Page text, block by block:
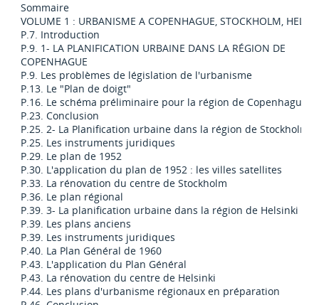
Sommaire
VOLUME 1 : URBANISME A COPENHAGUE, STOCKHOLM,
P.7. Introduction
P.9. 1- LA PLANIFICATION URBAINE DANS LA RÉGION DE
COPENHAGUE
P.9. Les problèmes de législation de l'urbanisme
P.13. Le "Plan de doigt"
P.16. Le schéma préliminaire pour la région de Copenhague
P.23. Conclusion
P.25. 2- La Planification urbaine dans la région de Stockholm
P.25. Les instruments juridiques
P.29. Le plan de 1952
P.30. L'application du plan de 1952 : les villes satellites
P.33. La rénovation du centre de Stockholm
P.36. Le plan régional
P.39. 3- La planification urbaine dans la région de Helsinki
P.39. Les plans anciens
P.39. Les instruments juridiques
P.40. La Plan Général de 1960
P.43. L'application du Plan Général
P.43. La rénovation du centre de Helsinki
P.44. Les plans d'urbanisme régionaux en préparation